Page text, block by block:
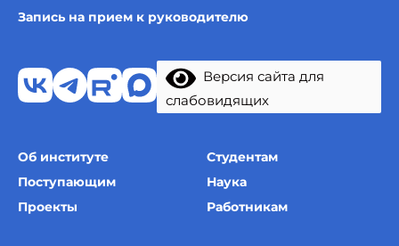
Запись на прием к руководителю
Версия сайта для
слабовидящих
Об институте
Студентам
Поступающим
Наука
Проекты
Работникам